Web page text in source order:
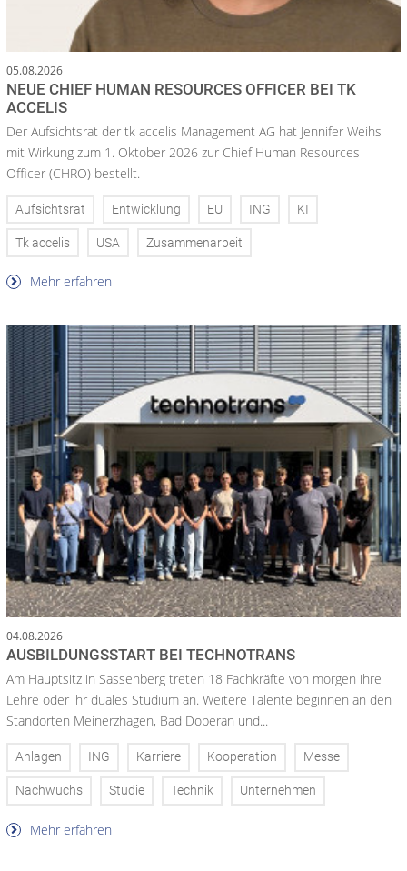
05.08.2026
NEUE CHIEF HUMAN RESOURCES OFFICER BEI TK
ACCELIS
Der Aufsichtsrat der tk accelis Management AG hat Jennifer Weihs
mit Wirkung zum 1. Oktober 2026 zur Chief Human Resources
Officer (CHRO) bestellt.
Aufsichtsrat Entwicklung EU ING KI
Tk accelis USA Zusammenarbeit
Mehr erfahren
04.08.2026
AUSBILDUNGSSTART BEI TECHNOTRANS
Am Hauptsitz in Sassenberg treten 18 Fachkräfte von morgen ihre
Lehre oder ihr duales Studium an. Weitere Talente beginnen an den
Standorten Meinerzhagen, Bad Doberan und...
Anlagen ING Karriere Kooperation Messe
Nachwuchs Studie Technik Unternehmen
Mehr erfahren